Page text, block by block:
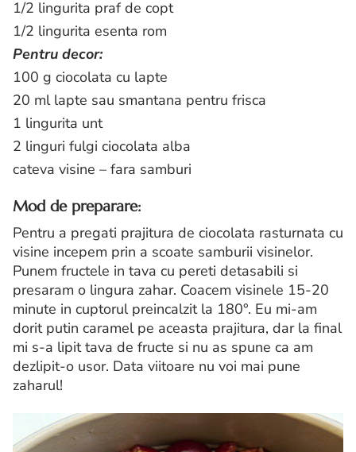
1/2 lingurita praf de copt
1/2 lingurita esenta rom
Pentru decor:
100 g ciocolata cu lapte
20 ml lapte sau smantana pentru frisca
1 lingurita unt
2 linguri fulgi ciocolata alba
cateva visine – fara samburi
Mod de preparare:
Pentru a pregati prajitura de ciocolata rasturnata cu
visine incepem prin a scoate samburii visinelor.
Punem fructele in tava cu pereti detasabili si
presaram o lingura zahar. Coacem visinele 15-20
minute in cuptorul preincalzit la 180°. Eu mi-am
dorit putin caramel pe aceasta prajitura, dar la final
mi s-a lipit tava de fructe si nu as spune ca am
dezlipit-o usor. Data viitoare nu voi mai pune
zaharul!